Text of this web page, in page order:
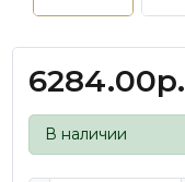
6284.00р.
В наличии